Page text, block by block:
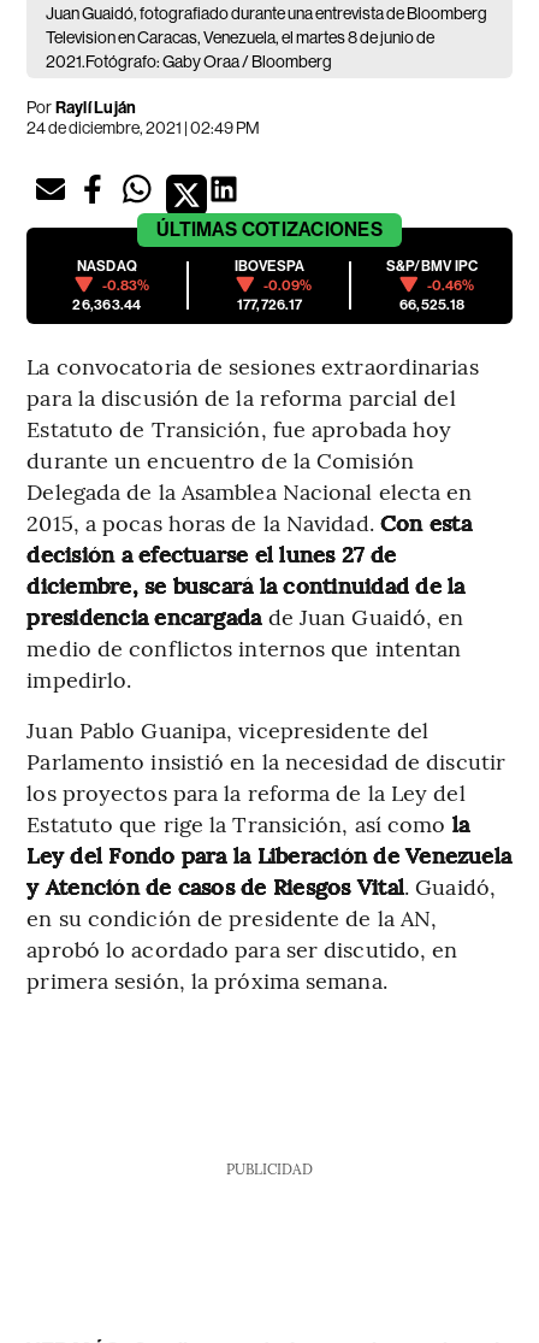
Juan Guaidó, fotografiado durante una entrevista de Bloomberg
Television en Caracas, Venezuela, el martes 8 de junio de
2021.Fotógrafo: Gaby Oraa / Bloomberg
PorRaylí Luján
24 de diciembre, 2021 | 02:49 PM
ÚLTIMAS COTIZACIONES
NASDAQ
-0.83%
26,363.44
IBOVESPA
-0.09%
177,726.17
S&P/BMV IPC
-0.46%
66,525.18
La convocatoria de sesiones extraordinarias
para la discusión de la reforma parcial del
Estatuto de Transición, fue aprobada hoy
durante un encuentro de la Comisión
Delegada de la Asamblea Nacional electa en
2015, a pocas horas de la Navidad. Con esta
decisión a efectuarse el lunes 27 de
diciembre, se buscará la continuidad de la
presidencia encargada de Juan Guaidó, en
medio de conflictos internos que intentan
impedirlo.
Juan Pablo Guanipa, vicepresidente del
Parlamento insistió en la necesidad de discutir
los proyectos para la reforma de la Ley del
Estatuto que rige la Transición, así como la
Ley del Fondo para la Liberación de Venezuela
y Atención de casos de Riesgos Vital. Guaidó,
en su condición de presidente de la AN,
aprobó lo acordado para ser discutido, en
primera sesión, la próxima semana.
PUBLICIDAD